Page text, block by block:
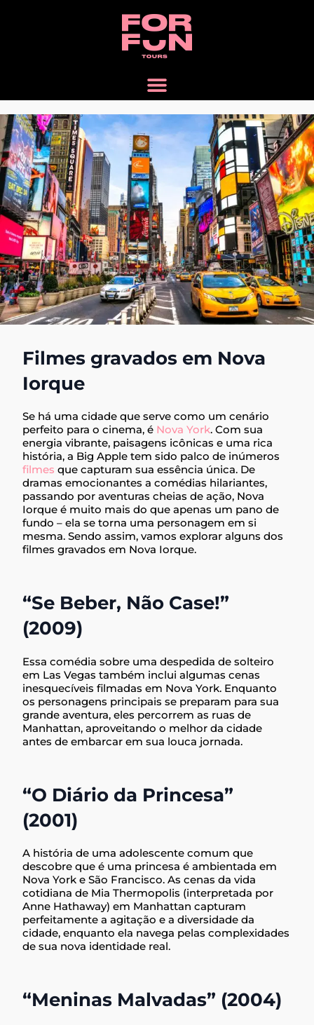
Filmes gravados em Nova
Iorque
Se há uma cidade que serve como um cenário
perfeito para o cinema, é Nova York. Com sua
energia vibrante, paisagens icônicas e uma rica
história, a Big Apple tem sido palco de inúmeros
filmes que capturam sua essência única. De
dramas emocionantes a comédias hilariantes,
passando por aventuras cheias de ação, Nova
Iorque é muito mais do que apenas um pano de
fundo – ela se torna uma personagem em si
mesma. Sendo assim, vamos explorar alguns dos
filmes gravados em Nova Iorque.
“Se Beber, Não Case!”
(2009)
Essa comédia sobre uma despedida de solteiro
em Las Vegas também inclui algumas cenas
inesquecíveis filmadas em Nova York. Enquanto
os personagens principais se preparam para sua
grande aventura, eles percorrem as ruas de
Manhattan, aproveitando o melhor da cidade
antes de embarcar em sua louca jornada.
“O Diário da Princesa”
(2001)
A história de uma adolescente comum que
descobre que é uma princesa é ambientada em
Nova York e São Francisco. As cenas da vida
cotidiana de Mia Thermopolis (interpretada por
Anne Hathaway) em Manhattan capturam
perfeitamente a agitação e a diversidade da
cidade, enquanto ela navega pelas complexidades
de sua nova identidade real.
“Meninas Malvadas” (2004)